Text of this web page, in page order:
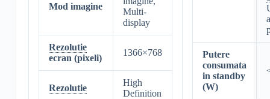
Mod imagine
Multi-
display
Rezolutie
ecran (pixeli)
1366×768
Rezolutie
High
Definition
Putere
consumata
in standby
(W)